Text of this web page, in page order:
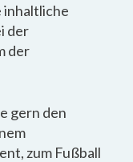
inhaltliche
der
der
gern den
zum Fußball